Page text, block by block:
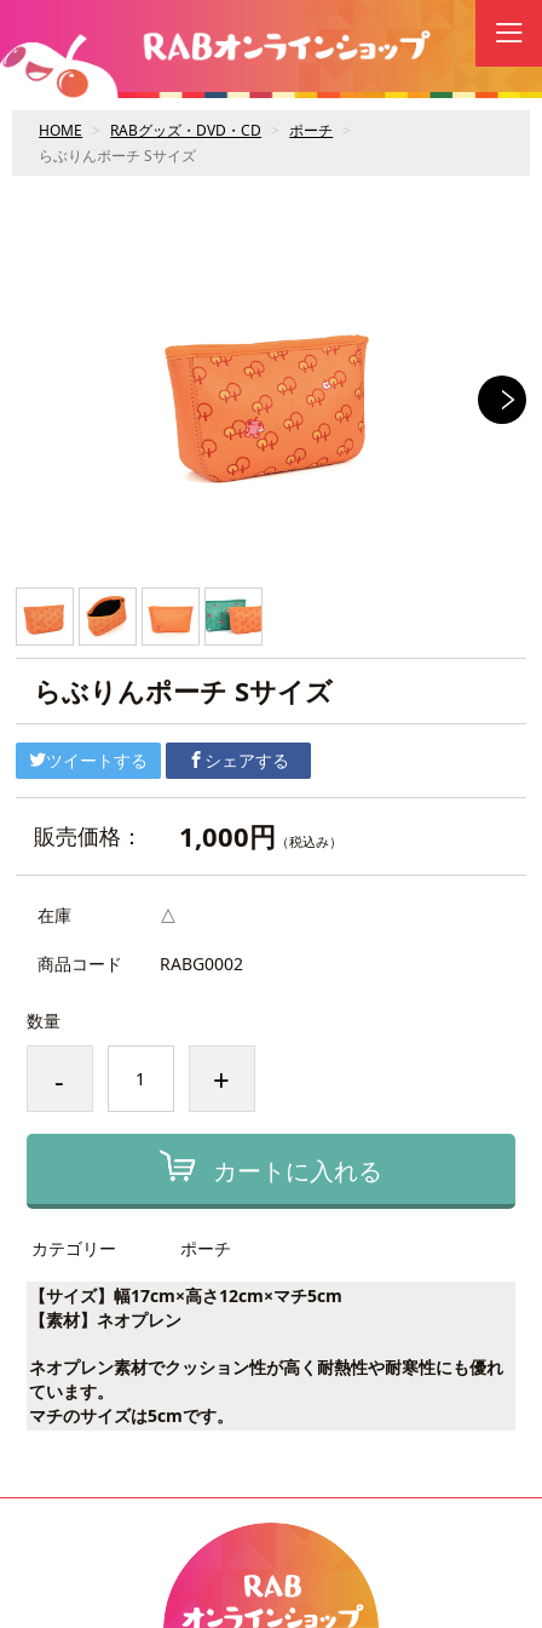
HOME RABグッズ・DVD・CD
ポーチ
らぶりんポーチ Sサイズ
らぶりんポーチ Sサイズ
ツイートする シェアする
販売価格： 1,000円 （税込み）
在庫 △
商品コード RABG0002
数量
- +
カートに入れる
カテゴリー ポーチ
【サイズ】幅17cm×高さ12cm×マチ5cm
【素材】ネオプレン
ネオプレン素材でクッション性が高く耐熱性や耐寒性にも優れ
ています。
マチのサイズは5cmです。